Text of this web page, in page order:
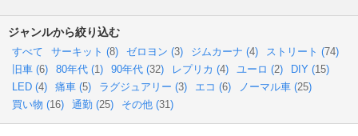
ジャンルから絞り込む
すべて サーキット (8) ゼロヨン (3) ジムカーナ (4) ストリート (74)
旧車 (6) 80年代 (1 ) 90年代 (32) レプリカ (4) ユーロ (2) DIY (15)
LED (4) 痛車 (5) ラグジュアリー (3) エコ (6) ノーマル車 (25)
買い物 (16) 通勤 (25) その他 (31 )